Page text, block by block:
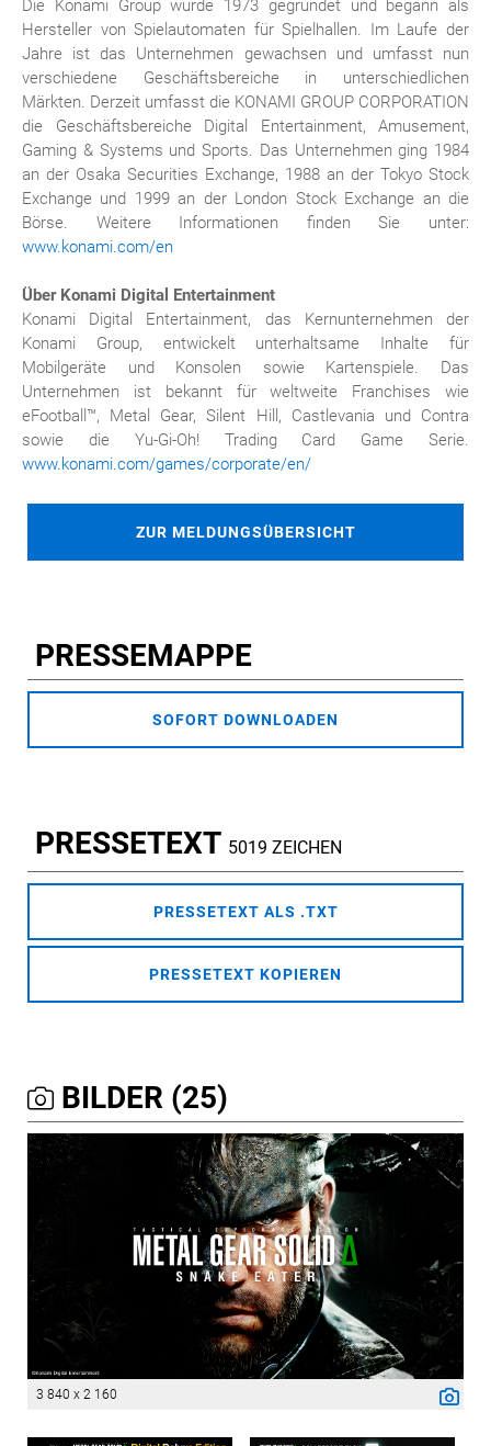
Die Konami Group wurde 1973 gegründet und begann als
Hersteller von Spielautomaten für Spielhallen. Im Laufe der
Jahre ist das Unternehmen gewachsen und umfasst nun
verschiedene Geschäftsbereiche in unterschiedlichen
Märkten. Derzeit umfasst die KONAMI GROUP CORPORATION
die Geschäftsbereiche Digital Entertainment, Amusement,
Gaming & Systems und Sports. Das Unternehmen ging 1984
an der Osaka Securities Exchange, 1988 an der Tokyo Stock
Exchange und 1999 an der London Stock Exchange an die
Börse. Weitere Informationen finden Sie unter:
www.konami.com/en
Über Konami Digital Entertainment
Konami Digital Entertainment, das Kernunternehmen der
Konami Group, entwickelt unterhaltsame Inhalte für
Mobilgeräte und Konsolen sowie Kartenspiele. Das
Unternehmen ist bekannt für weltweite Franchises wie
eFootball™, Metal Gear, Silent Hill, Castlevania und Contra
sowie die Yu-Gi-Oh! Trading Card Game Serie.
www.konami.com/games/corporate/en/
ZUR MELDUNGSÜBERSICHT
PRESSEMAPPE
SOFORT DOWNLOADEN
PRESSETEXT 5019 ZEICHEN
PRESSETEXT ALS .TXT
PRESSETEXT KOPIEREN
BILDER (25)
3 840 x 2 160